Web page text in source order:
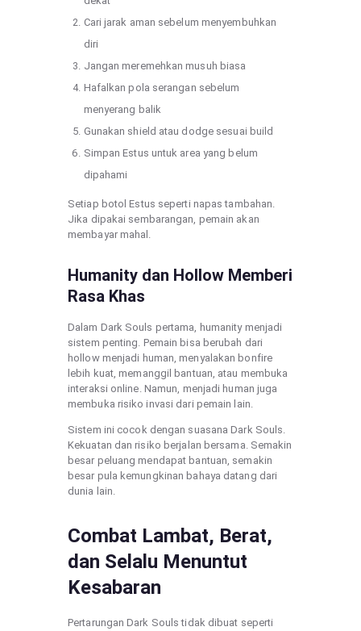
Cari jarak aman sebelum menyembuhkan
diri
Jangan meremehkan musuh biasa
Hafalkan pola serangan sebelum
menyerang balik
Gunakan shield atau dodge sesuai build
Simpan Estus untuk area yang belum
dipahami
Setiap botol Estus seperti napas tambahan.
Jika dipakai sembarangan, pemain akan
membayar mahal.
Humanity dan Hollow Memberi
Rasa Khas
Dalam Dark Souls pertama, humanity menjadi
sistem penting. Pemain bisa berubah dari
hollow menjadi human, menyalakan bonfire
lebih kuat, memanggil bantuan, atau membuka
interaksi online. Namun, menjadi human juga
membuka risiko invasi dari pemain lain.
Sistem ini cocok dengan suasana Dark Souls.
Kekuatan dan risiko berjalan bersama. Semakin
besar peluang mendapat bantuan, semakin
besar pula kemungkinan bahaya datang dari
dunia lain.
Combat Lambat, Berat,
dan Selalu Menuntut
Kesabaran
Pertarungan Dark Souls tidak dibuat seperti